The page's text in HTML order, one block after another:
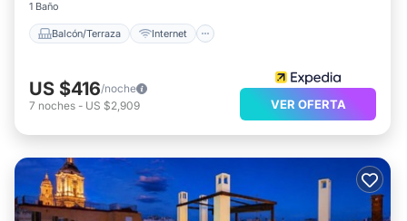
1 Baño
Balcón/Terraza Internet
US $416/noche
7 noches - US $2,909 VER OFERTA